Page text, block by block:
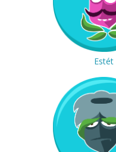
Estét